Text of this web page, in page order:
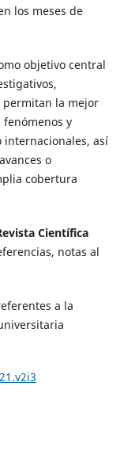
los meses de
objetivo central
permitan la mejor
y
internacionales, así
o
cobertura
Científica
notas al
a la